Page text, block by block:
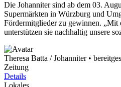
Die Johanniter sind ab dem 03.
Supermärkten in Würzburg und
Fördermitglieder zu gewinnen. „Mit
unterstützen sie nachhaltig unsere
Theresa Batta / Johanniter •
Zeitung
Details
Lokales